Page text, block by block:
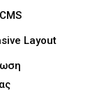
Layout